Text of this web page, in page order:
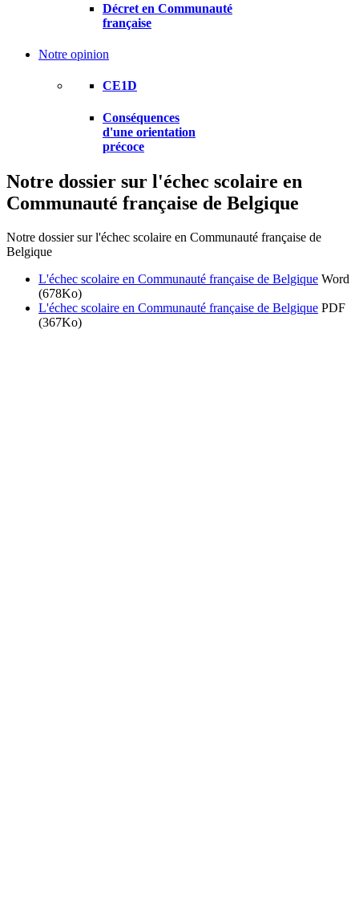
Décret en Communauté
française
Notre opinion
CE1D
Conséquences
d'une orientation
précoce
Notre dossier sur l'échec scolaire en
Communauté française de Belgique
Notre dossier sur l'échec scolaire en Communauté française de
Belgique
L'échec scolaire en Communauté française de Belgique Word
(678Ko)
L'échec scolaire en Communauté française de Belgique PDF
(367Ko)